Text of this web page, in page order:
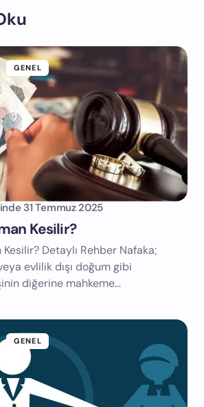
GENEL
31 Temmuz 2025
Kesilir?
Detaylı Rehber Nafaka;
evlilik dışı doğum gibi
diğerine mahkeme…
GENEL